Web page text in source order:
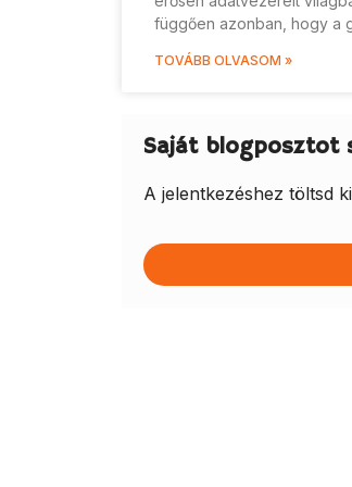
függően azonban, hogy a
TOVÁBB OLVASOM »
Saját blogposztot
A jelentkezéshez töltsd